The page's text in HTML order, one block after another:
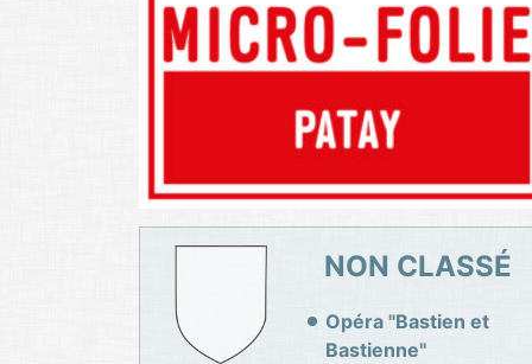
NON CLASSÉ
Opéra "Bastien et
Bastienne"